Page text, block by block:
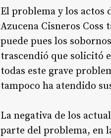
El problema y los actos
Azucena Cisneros
puede pues los
trascendió que solicitó
todas este grave
tampoco ha atendido
La negativa de los
parte del problema, en